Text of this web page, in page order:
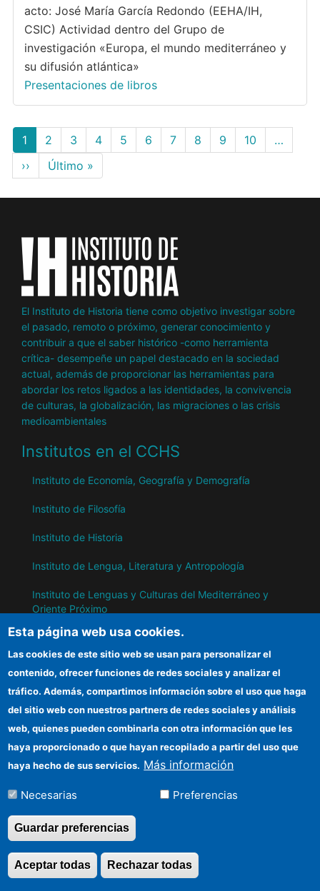
acto: José María García Redondo (EEHA/IH,
CSIC) Actividad dentro del Grupo de
investigación «Europa, el mundo mediterráneo y
su difusión atlántica»
Presentaciones de libros
Paginación
Página
actual
1 Page
2 Page
3 Page
4 Page
5 Page
6 Page
7 Page
8 Page
9 Page
10
…
Siguiente
página
››
Última
página
Último »
El Instituto de Historia tiene como objetivo investigar sobre
el pasado, remoto o próximo, generar conocimiento y
contribuir a que el saber histórico -como herramienta
crítica- desempeñe un papel destacado en la sociedad
actual, además de proporcionar las herramientas para
abordar los retos ligados a las identidades, la convivencia
de culturas, la globalización, las migraciones o las crisis
medioambientales
Institutos en el CCHS
Instituto de Economía, Geografía y Demografía
Instituto de Filosofía
Instituto de Historia
Instituto de Lengua, Literatura y Antropología
Instituto de Lenguas y Culturas del Mediterráneo y
Oriente Próximo
Instituto de Políticas y Bienes Públicos
IH
Sede electrónica CSIC
Información para proveedores
Organismos financiadores
Cómo llegar
©Copyright 2026 Todos los derechos
reservados
Esta página web usa cookies.
Las cookies de este sitio web se usan para personalizar el
contenido, ofrecer funciones de redes sociales y analizar el
tráfico. Además, compartimos información sobre el uso que haga
del sitio web con nuestros partners de redes sociales y análisis
web, quienes pueden combinarla con otra información que les
haya proporcionado o que hayan recopilado a partir del uso que
haya hecho de sus servicios. Más información
Necesarias Preferencias
Guardar preferencias
Rechazar todas
Aceptar todas